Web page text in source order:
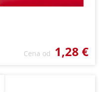
Cena od 1,28 €